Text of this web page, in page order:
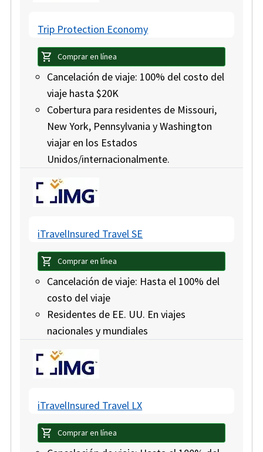
Trip Protection Economy
shopping_cart Comprar en línea
Cancelación de viaje: 100% del costo del
viaje hasta $20K
Cobertura para residentes de Missouri,
New York, Pennsylvania y Washington
viajar en los Estados
Unidos/internacionalmente.
iTravelInsured Travel SE
shopping_cart Comprar en línea
Cancelación de viaje: Hasta el 100% del
costo del viaje
Residentes de EE. UU. En viajes
nacionales y mundiales
iTravelInsured Travel LX
shopping_cart Comprar en línea